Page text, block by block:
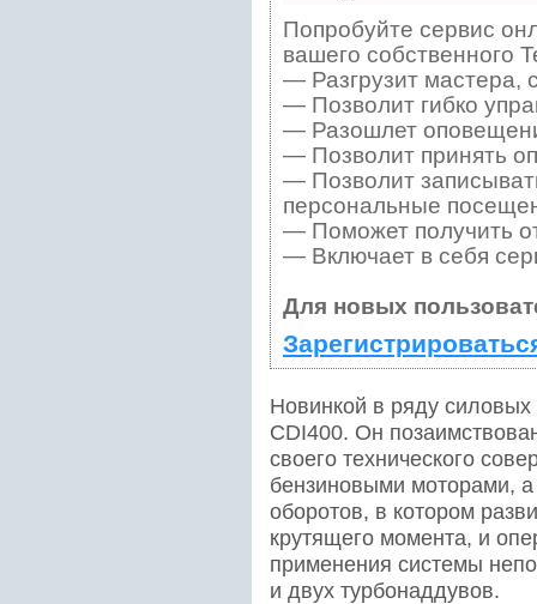
Попробуйте сервис
вашего собственного
— Разгрузит мастера,
— Позволит гибко
— Разошлет
— Позволит принять
— Позволит
персональные
— Поможет получить
— Включает в себя
Для новых
Новинкой в ряду силовых
CDI400. Он
своего технического
бензиновыми моторами, а
оборотов, в котором
крутящего момента, и
применения системы
и двух турбонаддувов.